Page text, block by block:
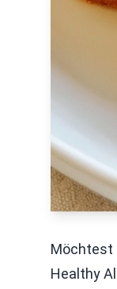
Möchtest
Healthy